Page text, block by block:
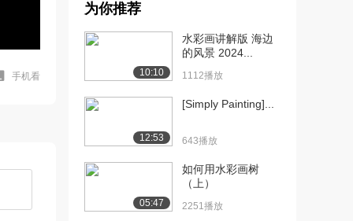
手机看
制作(下）...
[7] 3-教学录像-水彩画静物
写生步骤（...
写生步骤（...
[9] 3-教学录像-水彩画静物
写生步骤（...
为你推荐
10:10
水彩画讲解版 海边
的风景 2024...
1112播放
12:53
[Simply Painting]...
643播放
05:47
如何用水彩画树
（上）
2251播放